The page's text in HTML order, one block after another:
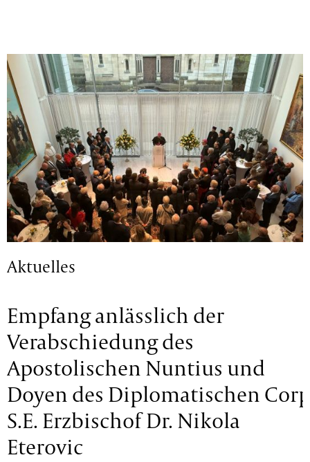
Aktuelles
Empfang anlässlich der
Verabschiedung des
Apostolischen Nuntius und
Doyen des Diplomatischen
S.E. Erzbischof Dr. Nikola
Eterovic